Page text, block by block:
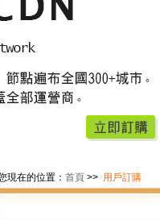
現在的位置： 首頁 >> 用戶訂購